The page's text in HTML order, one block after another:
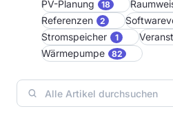
PV-Planung 18
Referenzen 2
Stromspeicher 1
Wärmepumpe 82